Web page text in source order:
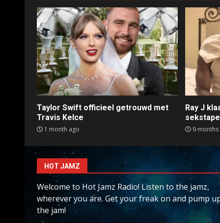
Taylor Swift officieel getrouwd met
Travis Kelce
1 month ago
Ray J
sekstape
9 months
HOT JAMZ
Welcome to Hot Jamz Radio! Listen to the jamz,
wherever you are. Get your freak on and pump
the jam!